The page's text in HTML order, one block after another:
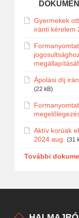
Gyermekek
iránti kérelem
Ápolási díj
(22 kB)
Aktív korúak
2024 aug. (31
További